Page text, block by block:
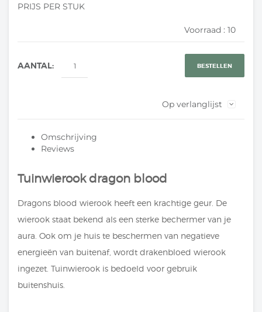
PRIJS PER STUK
Voorraad : 10
AANTAL: BESTELLEN
Op verlanglijst
Omschrijving
Reviews
Tuinwierook dragon blood
Dragons blood wierook heeft een krachtige geur. De
wierook staat bekend als een sterke bechermer van je
aura. Ook om je huis te beschermen van negatieve
energieën van buitenaf, wordt drakenbloed wierook
ingezet. Tuinwierook is bedoeld voor gebruik
buitenshuis.